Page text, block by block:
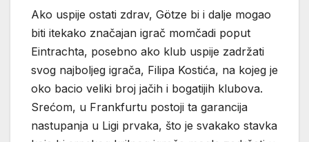
Ako uspije ostati zdrav, Götze bi i dalje mogao
biti itekako značajan igrač momčadi poput
Eintrachta, posebno ako klub uspije zadržati
svog najboljeg igrača, Filipa Kostića, na kojeg je
oko bacio veliki broj jačih i bogatijih klubova.
Srećom, u Frankfurtu postoji ta garancija
nastupanja u Ligi prvaka, što je svakako stavka